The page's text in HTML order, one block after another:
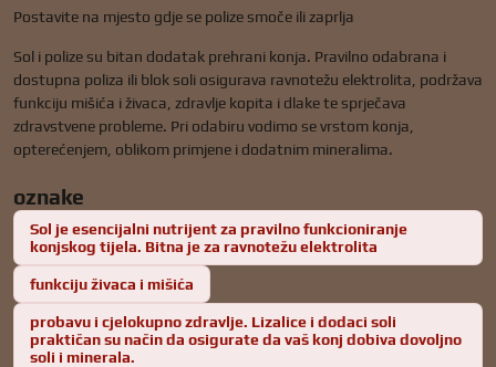
Postavite na mjesto gdje se polize smoče ili zaprlja
Sol i polize su bitan dodatak prehrani konja. Pravilno odabrana i
dostupna poliza ili blok soli osigurava ravnotežu elektrolita, podržava
funkciju mišića i živaca, zdravlje kopita i dlake te sprječava
zdravstvene probleme. Pri odabiru vodimo se vrstom konja,
opterećenjem, oblikom primjene i dodatnim mineralima.
oznake
Sol je esencijalni nutrijent za pravilno funkcioniranje
konjskog tijela. Bitna je za ravnotežu elektrolita
funkciju živaca i mišića
probavu i cjelokupno zdravlje. Lizalice i dodaci soli
praktičan su način da osigurate da vaš konj dobiva dovoljno
soli i minerala.